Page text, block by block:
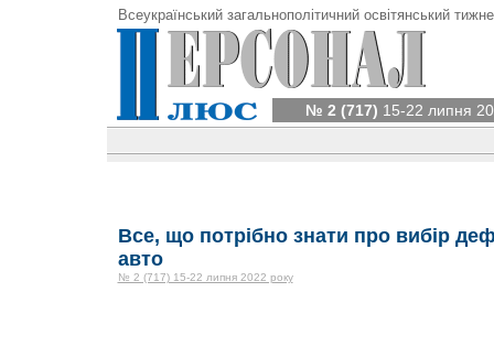
Всеукраїнський загальнополітичний освітянський
№ 2 (717) 15-22 липня
Все, що потрібно знати про вибір
авто
№ 2 (717) 15-22 липня 2022 року